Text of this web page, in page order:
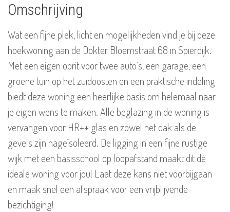
Omschrijving
Wat een fijne plek, licht en mogelijkheden vind je bij deze
hoekwoning aan de Dokter Bloemstraat 68 in Spierdijk.
Met een eigen oprit voor twee auto’s, een garage, een
groene tuin op het zuidoosten en een praktische indeling
biedt deze woning een heerlijke basis om helemaal naar
je eigen wens te maken. Alle beglazing in de woning is
vervangen voor HR++ glas en zowel het dak als de
gevels zijn nageïsoleerd. De ligging in een fijne rustige
wijk met een basisschool op loopafstand maakt dit dé
ideale woning voor jou! Laat deze kans niet voorbijgaan
en maak snel een afspraak voor een vrijblijvende
bezichtiging!